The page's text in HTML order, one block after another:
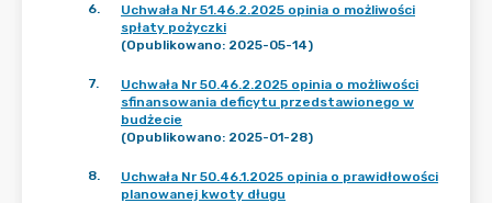
6.
Uchwała Nr 51.46.2.2025 opinia o możliwości
spłaty pożyczki
(Opublikowano: 2025-05-14)
7.
Uchwała Nr 50.46.2.2025 opinia o możliwości
sfinansowania deficytu przedstawionego w
budżecie
(Opublikowano: 2025-01-28)
8.
Uchwała Nr 50.46.1.2025 opinia o prawidłowości
planowanej kwoty długu